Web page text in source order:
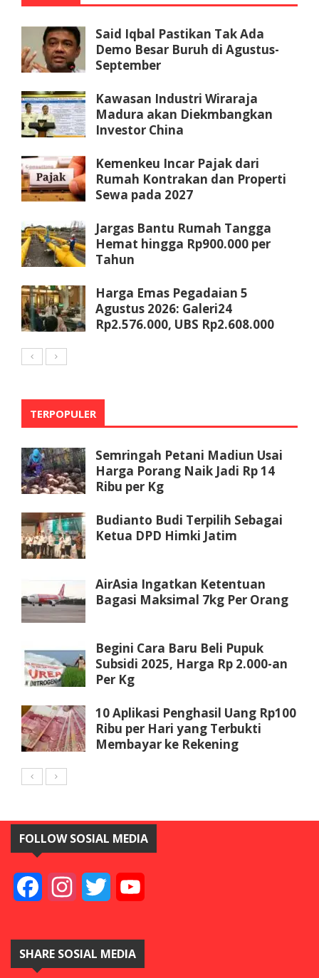
Said Iqbal Pastikan Tak Ada
Demo Besar Buruh di Agustus-
September
Kawasan Industri Wiraraja
Madura akan Diekmbangkan
Investor China
Kemenkeu Incar Pajak dari
Rumah Kontrakan dan Properti
Sewa pada 2027
Jargas Bantu Rumah Tangga
Hemat hingga Rp900.000 per
Tahun
Harga Emas Pegadaian 5
Agustus 2026: Galeri24
Rp2.576.000, UBS Rp2.608.000
TERPOPULER
Semringah Petani Madiun Usai
Harga Porang Naik Jadi Rp 14
Ribu per Kg
Budianto Budi Terpilih Sebagai
Ketua DPD Himki Jatim
AirAsia Ingatkan Ketentuan
Bagasi Maksimal 7kg Per Orang
Begini Cara Baru Beli Pupuk
Subsidi 2025, Harga Rp 2.000-an
Per Kg
10 Aplikasi Penghasil Uang Rp100
Ribu per Hari yang Terbukti
Membayar ke Rekening
FOLLOW SOSIAL MEDIA
FacebookInstagramTwitter
SHARE SOSIAL MEDIA